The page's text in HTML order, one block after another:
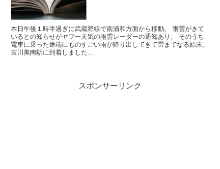
本日午後１時半過ぎに武蔵野線で南浦和方面から移動。 雨雲がきて
いるとの知らせがヤフー天気の雨雲レーダーの通知あり。 そのうち
電車に乗った途端にものすごい雨が降り出してきて雷までなる始末。
吉川美南駅に到着しました...
スポンサーリンク